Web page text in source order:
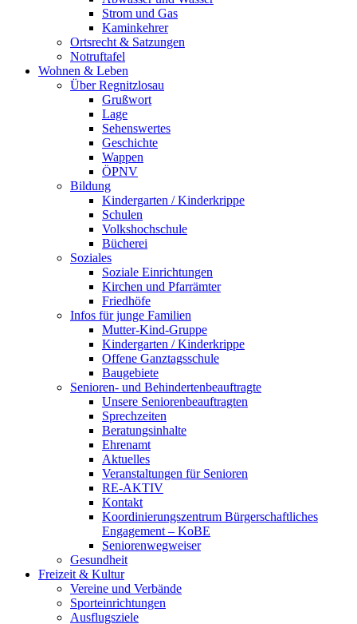
Strom und Gas
Kaminkehrer
Ortsrecht & Satzungen
Notruftafel
Wohnen & Leben
Über Regnitzlosau
Grußwort
Lage
Sehenswertes
Geschichte
Wappen
ÖPNV
Bildung
Kindergarten / Kinderkrippe
Schulen
Volkshochschule
Bücherei
Soziales
Soziale Einrichtungen
Kirchen und Pfarrämter
Friedhöfe
Infos für junge Familien
Mutter-Kind-Gruppe
Kindergarten / Kinderkrippe
Offene Ganztagsschule
Baugebiete
Senioren- und Behindertenbeauftragte
Unsere Seniorenbeauftragten
Sprechzeiten
Beratungsinhalte
Ehrenamt
Aktuelles
Veranstaltungen für Senioren
RE-AKTIV
Kontakt
Koordinierungszentrum Bürgerschaftliches
Engagement – KoBE
Seniorenwegweiser
Gesundheit
Freizeit & Kultur
Vereine und Verbände
Sporteinrichtungen
Ausflugsziele